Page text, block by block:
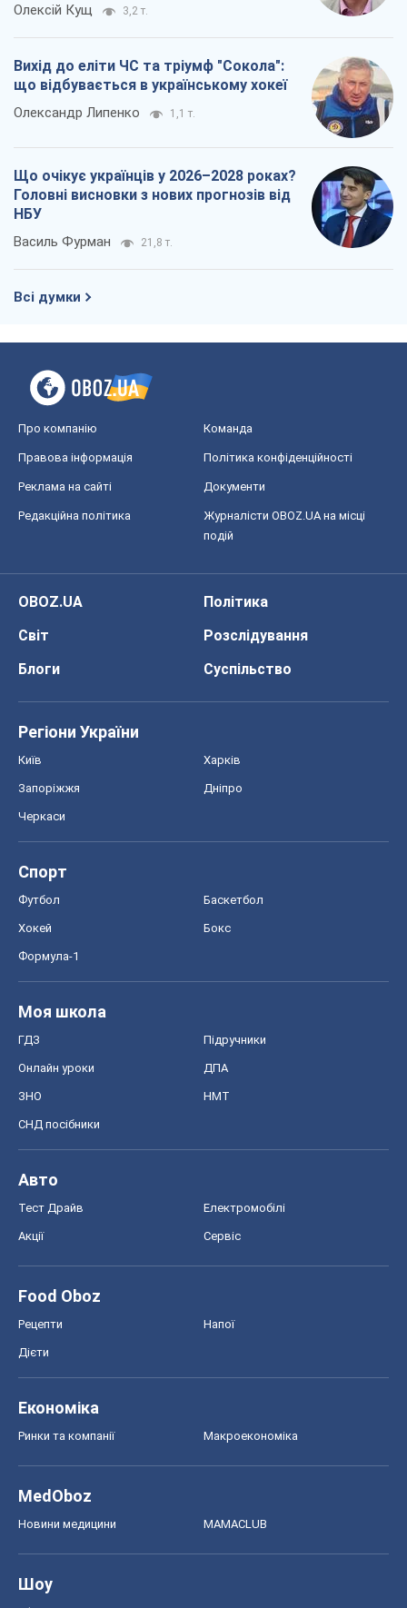
Олексій Кущ 3,2 т.
Вихід до еліти ЧС та тріумф "Сокола":
що відбувається в українському хокеї
Олександр Липенко 1,1 т.
Що очікує українців у 2026–2028 роках?
Головні висновки з нових прогнозів від
НБУ
Василь Фурман 21,8 т.
Всі думки
Про компанію Команда
Правова інформація Політика конфіденційності
Реклама на сайті Документи
Редакційна політика
Журналісти OBOZ.UA на місці
подій
OBOZ.UA
Політика
Світ
Розслідування
Блоги
Суспільство
Регіони України
Київ Харків
Запоріжжя Дніпро
Черкаси
Спорт
Футбол Баскетбол
Хокей Бокс
Формула-1
Моя школа
ГДЗ Підручники
Онлайн уроки ДПА
ЗНО НМТ
СНД посібники
Авто
Тест Драйв Електромобілі
Акції Сервіс
Food Oboz
Рецепти Напої
Дієти
Економіка
Ринки та компанії Макроекономіка
MedOboz
Новини медицини MAMACLUB
Шоу